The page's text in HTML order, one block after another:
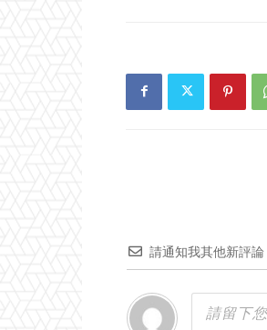
請通知我其他新評論